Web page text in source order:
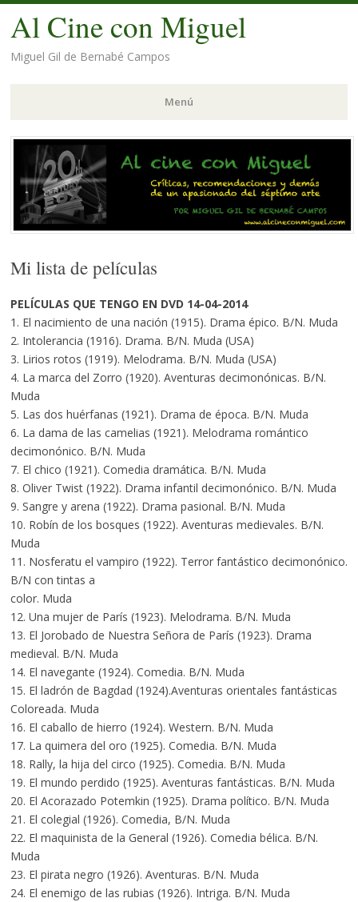
Al Cine con Miguel
Miguel Gil de Bernabé Campos
Menú
Saltar
contenido.
Mi lista de películas
PELÍCULAS QUE TENGO EN DVD 14-04-2014
1. El nacimiento de una nación (1915). Drama épico. B/N. Muda
2. Intolerancia (1916). Drama. B/N. Muda (USA)
3. Lirios rotos (1919). Melodrama. B/N. Muda (USA)
4. La marca del Zorro (1920). Aventuras decimonónicas. B/N.
Muda
5. Las dos huérfanas (1921). Drama de época. B/N. Muda
6. La dama de las camelias (1921). Melodrama romántico
decimonónico. B/N. Muda
7. El chico (1921). Comedia dramática. B/N. Muda
8. Oliver Twist (1922). Drama infantil decimonónico. B/N. Muda
9. Sangre y arena (1922). Drama pasional. B/N. Muda
10. Robín de los bosques (1922). Aventuras medievales. B/N.
Muda
11. Nosferatu el vampiro (1922). Terror fantástico decimonónico.
B/N con tintas a
color. Muda
12. Una mujer de París (1923). Melodrama. B/N. Muda
13. El Jorobado de Nuestra Señora de París (1923). Drama
medieval. B/N. Muda
14. El navegante (1924). Comedia. B/N. Muda
15. El ladrón de Bagdad (1924).Aventuras orientales fantásticas
Coloreada. Muda
16. El caballo de hierro (1924). Western. B/N. Muda
17. La quimera del oro (1925). Comedia. B/N. Muda
18. Rally, la hija del circo (1925). Comedia. B/N. Muda
19. El mundo perdido (1925). Aventuras fantásticas. B/N. Muda
20. El Acorazado Potemkin (1925). Drama político. B/N. Muda
21. El colegial (1926). Comedia, B/N. Muda
22. El maquinista de la General (1926). Comedia bélica. B/N.
Muda
23. El pirata negro (1926). Aventuras. B/N. Muda
24. El enemigo de las rubias (1926). Intriga. B/N. Muda